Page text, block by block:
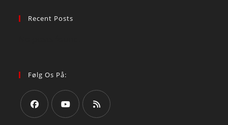
Recent Posts
Følg Os På: